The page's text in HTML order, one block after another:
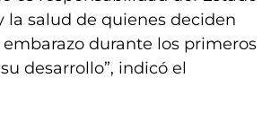
la salud de quienes deciden
durante los primeros
desarrollo”, indicó el